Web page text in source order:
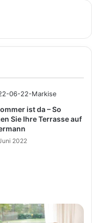
ist da – So
Sie Ihre Terrasse auf
2022